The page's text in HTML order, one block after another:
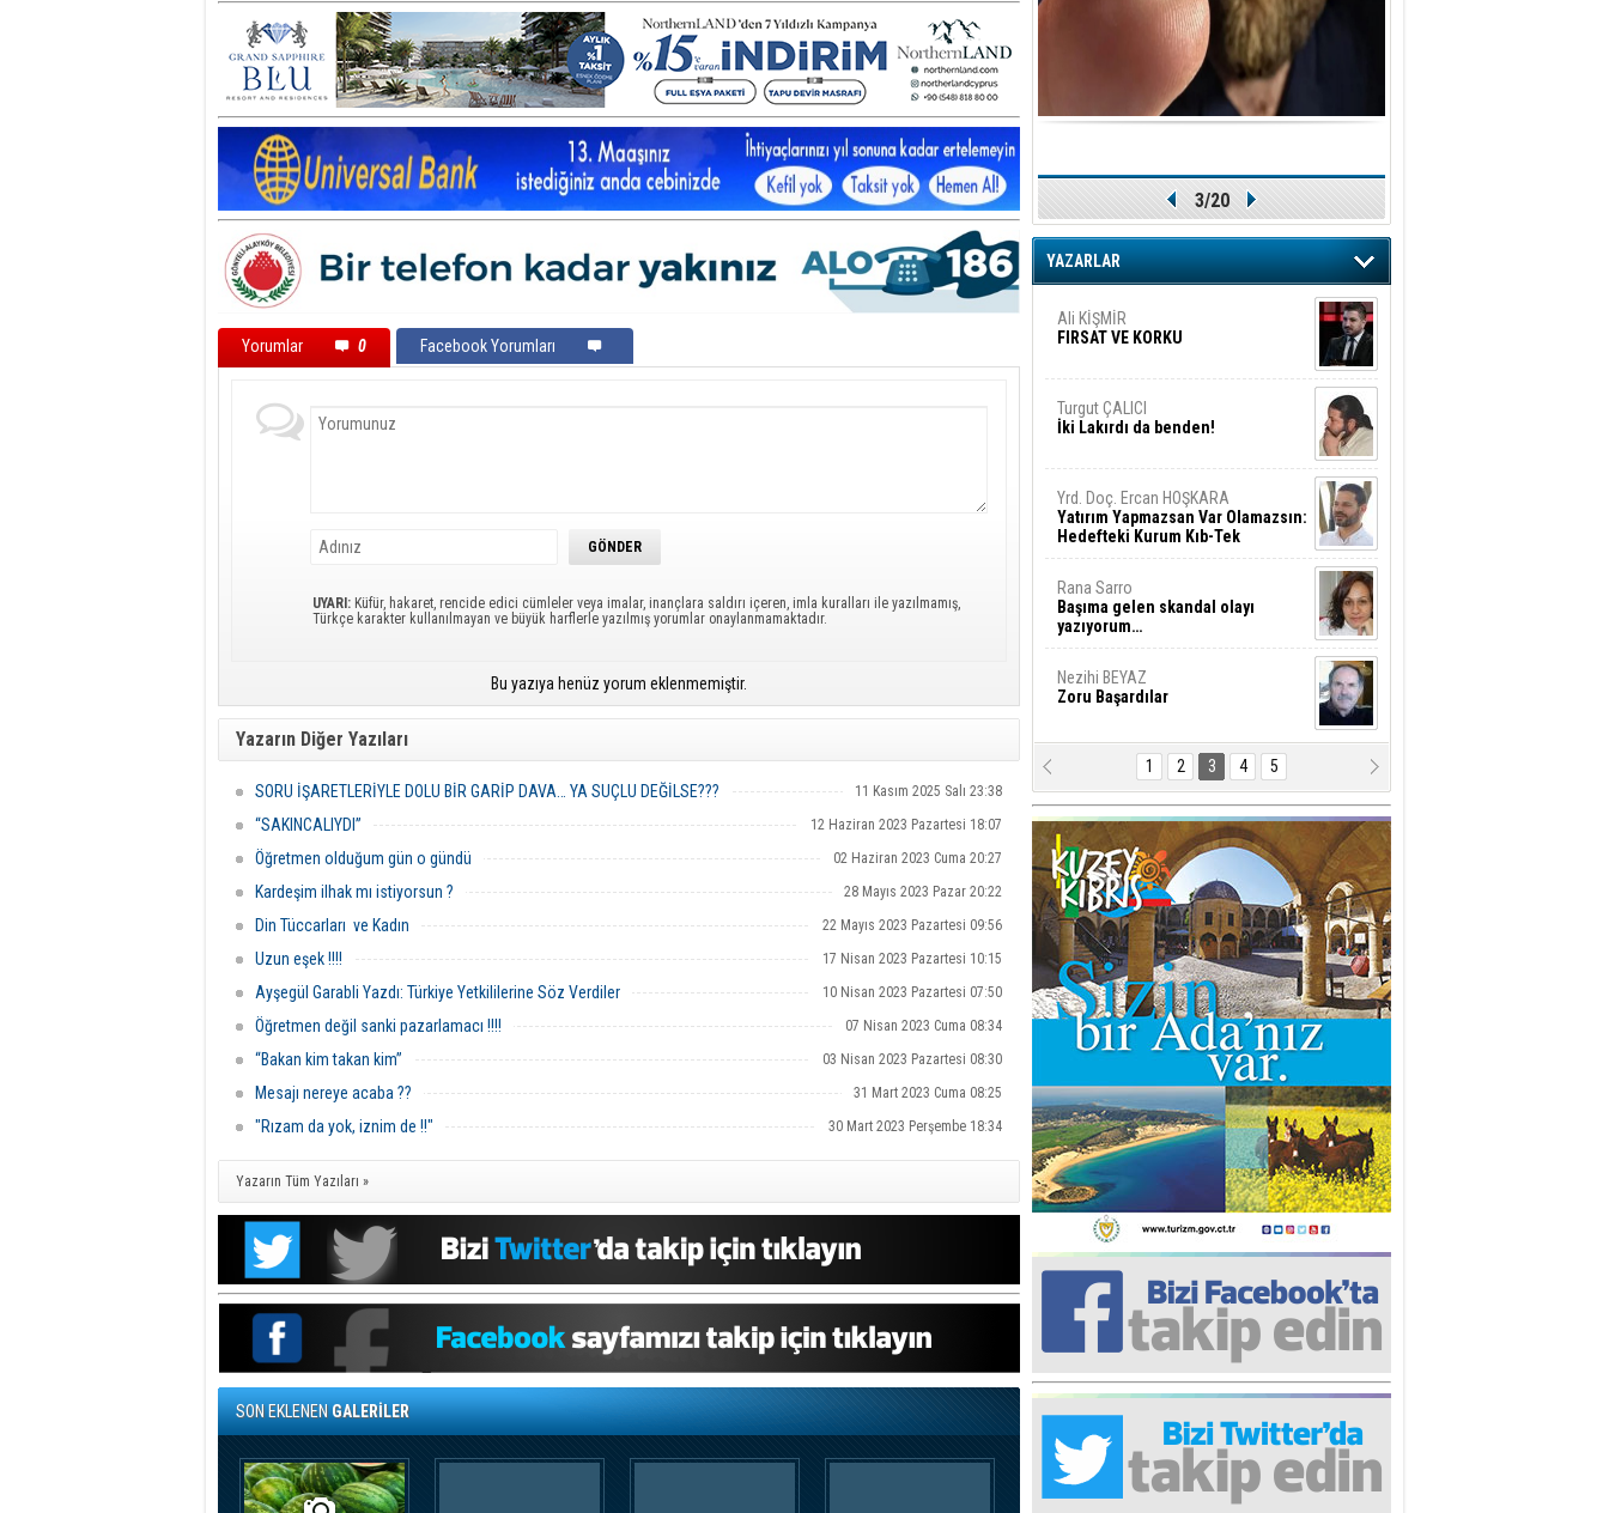
Yorumlar 0 Facebook Yorumları
UYARI: Küfür, hakaret, rencide edici cümleler veya imalar, inançlara saldırı içeren, imla kuralları ile yazılmamış,
Türkçe karakter kullanılmayan ve büyük harflerle yazılmış yorumlar onaylanmamaktadır.
Bu yazıya henüz yorum eklenmemiştir.
Yazarın Diğer Yazıları
SORU İŞARETLERİYLE DOLU BİR GARİP DAVA… YA SUÇLU DEĞİLSE??? 11 Kasım 2025 Salı 23:38
“SAKINCALIYDI” 12 Haziran 2023 Pazartesi 18:07
Öğretmen olduğum gün o gündü 02 Haziran 2023 Cuma 20:27
Kardeşim ilhak mı istiyorsun ? 28 Mayıs 2023 Pazar 20:22
Din Tüccarları ve Kadın 22 Mayıs 2023 Pazartesi 09:56
Uzun eşek !!!! 17 Nisan 2023 Pazartesi 10:15
Ayşegül Garabli Yazdı: Türkiye Yetkililerine Söz Verdiler 10 Nisan 2023 Pazartesi 07:50
Öğretmen değil sanki pazarlamacı !!!! 07 Nisan 2023 Cuma 08:34
“Bakan kim takan kim” 03 Nisan 2023 Pazartesi 08:30
Mesajı nereye acaba ?? 31 Mart 2023 Cuma 08:25
"Rızam da yok, iznim de !!" 30 Mart 2023 Perşembe 18:34
Yazarın Tüm Yazıları »
SON EKLENENGALERİLER
3/20
YAZARLAR
SURLAR İÇİ’NDE KOLAYDIR ÖLMEK
Taner ULUTAŞ
Adası gibi olmayız !...
Ali KİŞMİR
FIRSAT VE KORKU
Turgut ÇALICI
İki Lakırdı da benden!
Yrd. Doç. Ercan HOŞKARA
Yatırım Yapmazsan Var Olamazsın:
Hedefteki Kurum Kıb-Tek
Rana Sarro
Başıma gelen skandal olayı
yazıyorum…
Nezihi BEYAZ
Zoru Başardılar
Mustafa Akıncı’ya Saldırmanın
Dayanılmaz Hafifliği !..
Özal Ziya
Hükümet "huzur ve
güvenlik"konusunu ciddiye almalı
Mesut GÜNSEV
ALTINI ÇİZDİĞİM SATIRLAR
Münür Rahvancıoğlu
Popülizm Nedir? Ne Değildir?
Hare Ergen
Babanın Gidişi
Cenk DİLER
“Kermiya’ya kaç, Yenişehir’e tut”
mantığı olmasın!
Mustafa Keleşzade
Herkes bu kadar yalnızken neden
herkes bu kadar yalnız?!
Tahsin Oygar
Nasıl iyi olunur?
Melin ULUÇ
‘’Haklı olmak’’ istersen…
1 2 3 4 5